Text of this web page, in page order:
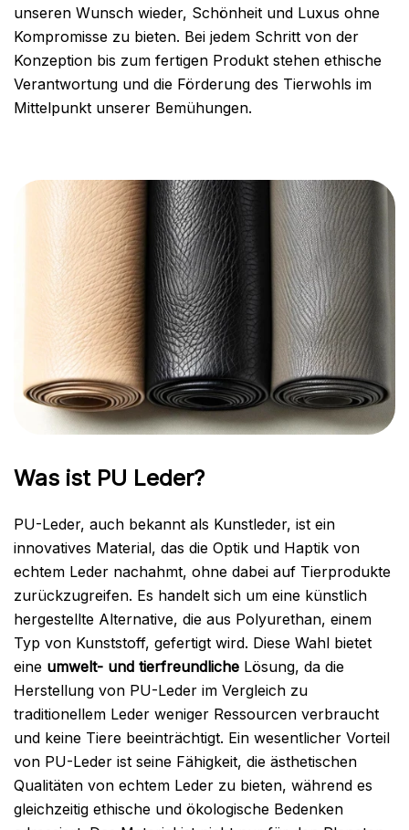
unseren Wunsch wieder, Schönheit und Luxus ohne
Kompromisse zu bieten. Bei jedem Schritt von der
Konzeption bis zum fertigen Produkt stehen ethische
Verantwortung und die Förderung des Tierwohls im
Mittelpunkt unserer Bemühungen.
Was ist PU Leder?
PU-Leder, auch bekannt als Kunstleder, ist ein
innovatives Material, das die Optik und Haptik von
echtem Leder nachahmt, ohne dabei auf Tierprodukte
zurückzugreifen. Es handelt sich um eine künstlich
hergestellte Alternative, die aus Polyurethan, einem
Typ von Kunststoff, gefertigt wird. Diese Wahl bietet
eine umwelt- und tierfreundliche Lösung, da die
Herstellung von PU-Leder im Vergleich zu
traditionellem Leder weniger Ressourcen verbraucht
und keine Tiere beeinträchtigt. Ein wesentlicher Vorteil
von PU-Leder ist seine Fähigkeit, die ästhetischen
Qualitäten von echtem Leder zu bieten, während es
gleichzeitig ethische und ökologische Bedenken